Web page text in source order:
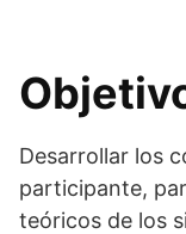
Desarrollar los
participante,
teóricos de los